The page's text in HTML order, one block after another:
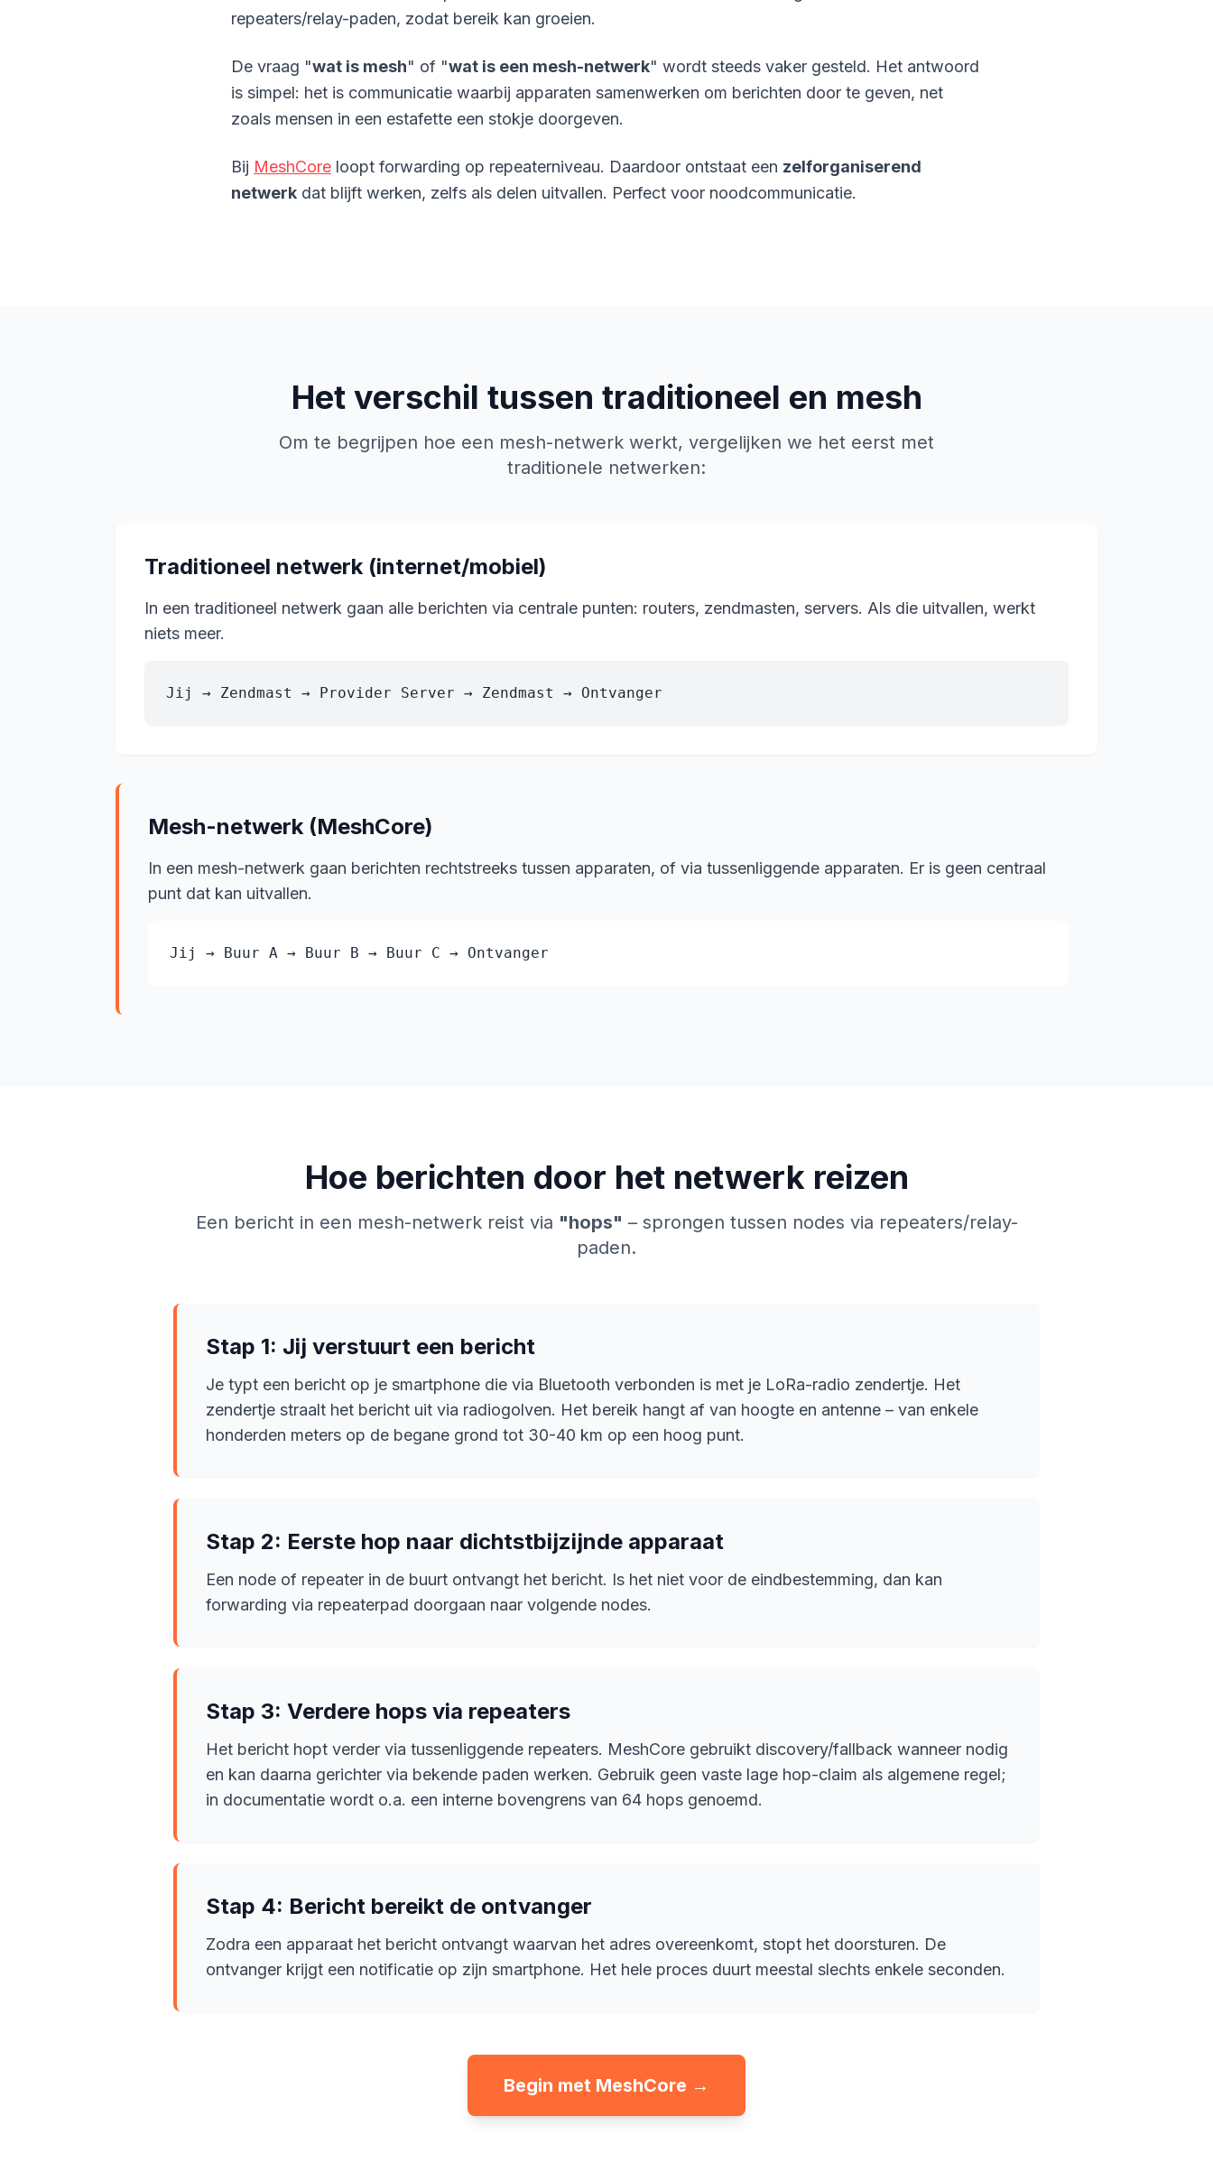
repeaters/relay-paden, zodat bereik kan groeien.
De vraag "wat is mesh" of "wat is een mesh-netwerk" wordt steeds vaker gesteld. Het antwoord
is simpel: het is communicatie waarbij apparaten samenwerken om berichten door te geven, net
zoals mensen in een estafette een stokje doorgeven.
Bij MeshCore loopt forwarding op repeaterniveau. Daardoor ontstaat een zelforganiserend
netwerk dat blijft werken, zelfs als delen uitvallen. Perfect voor noodcommunicatie.
Het verschil tussen traditioneel en mesh
Om te begrijpen hoe een mesh-netwerk werkt, vergelijken we het eerst met
traditionele netwerken:
Traditioneel netwerk (internet/mobiel)
In een traditioneel netwerk gaan alle berichten via centrale punten: routers, zendmasten, servers. Als die uitvallen, werkt
niets meer.
Jij → Zendmast → Provider Server → Zendmast → Ontvanger
Mesh-netwerk (MeshCore)
In een mesh-netwerk gaan berichten rechtstreeks tussen apparaten, of via tussenliggende apparaten. Er is geen centraal
punt dat kan uitvallen.
Jij → Buur A → Buur B → Buur C → Ontvanger
Hoe berichten door het netwerk reizen
Een bericht in een mesh-netwerk reist via "hops" – sprongen tussen nodes via repeaters/relay-
paden.
Stap 1: Jij verstuurt een bericht
Je typt een bericht op je smartphone die via Bluetooth verbonden is met je LoRa-radio zendertje. Het
zendertje straalt het bericht uit via radiogolven. Het bereik hangt af van hoogte en antenne – van enkele
honderden meters op de begane grond tot 30-40 km op een hoog punt.
Stap 2: Eerste hop naar dichtstbijzijnde apparaat
Een node of repeater in de buurt ontvangt het bericht. Is het niet voor de eindbestemming, dan kan
forwarding via repeaterpad doorgaan naar volgende nodes.
Stap 3: Verdere hops via repeaters
Het bericht hopt verder via tussenliggende repeaters. MeshCore gebruikt discovery/fallback wanneer nodig
en kan daarna gerichter via bekende paden werken. Gebruik geen vaste lage hop-claim als algemene regel;
in documentatie wordt o.a. een interne bovengrens van 64 hops genoemd.
Stap 4: Bericht bereikt de ontvanger
Zodra een apparaat het bericht ontvangt waarvan het adres overeenkomt, stopt het doorsturen. De
ontvanger krijgt een notificatie op zijn smartphone. Het hele proces duurt meestal slechts enkele seconden.
Begin met MeshCore →